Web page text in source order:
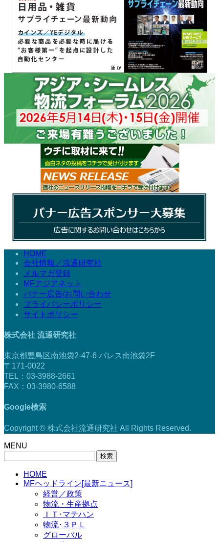
HOME
会社情報／流通研究社
メルマガ登録
MFアジアネット
バナー広告/お問い合わせ
プライバシーポリシー
サイトポリシー
株式会社 流通研究社
東京都豊島区南池袋2-47-6 パレス南池袋2F
〒171-0022
TEL：03-3988-2661
FAX：03-3980-6588
Google検索
Copyright © 株式会社流通研究社 All Rights Reserved.
MENU
HOME
MFヘッドライン[最新ニュース]
経営／政策
物流・生産拠点
ＩＴ･マテハン
物流･３ＰＬ
グローバル